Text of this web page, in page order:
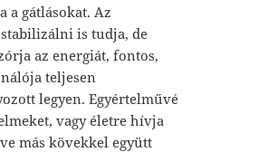
a gátlásokat. Az
is tudja, de
az energiát, fontos,
teljesen
legyen. Egyértelművé
vagy életre hívja
más kövekkel együtt